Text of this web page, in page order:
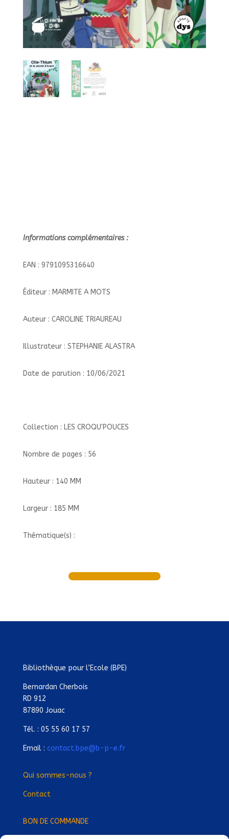
Informations complémentaires :
EAN : 9791095316640
Éditeur : MARMITE A MOTS
Auteur : CAROLINE TRIAUREAU
Illustrateur : STEPHANIE ALASTRA
Date de parution : 10/06/2021
Collection : LES CROQU'POUCES
Nombre de pages : 56
Hauteur : 140 MM
Largeur : 185 MM
Thématique(s) :
Bibliothèque pour l’Ecole (BPE)
Bernardan Cherbois
RD 912
87890 Jouac
Tél. : 05 55 60 17 57
Email : contact.bpe@b-p-e.fr
Qui sommes-nous ?
Contact
BON DE COMMANDE